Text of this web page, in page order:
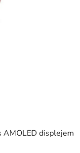
AMOLED displejem